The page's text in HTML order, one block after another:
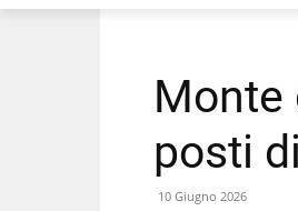
Monte
posti
10 Giugno 2026